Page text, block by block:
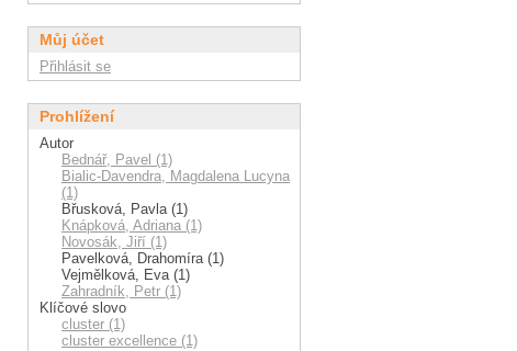
Můj účet
Přihlásit se
Prohlížení
Autor
Bednář, Pavel (1)
Bialic-Davendra, Magdalena Lucyna
(1)
Břusková, Pavla (1)
Knápková, Adriana (1)
Novosák, Jiří (1)
Pavelková, Drahomíra (1)
Vejmělková, Eva (1)
Zahradník, Petr (1)
Klíčové slovo
cluster (1)
cluster excellence (1)